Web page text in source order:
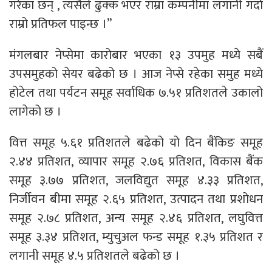
गरेका छन् , त्यसैले ढुक्क भएर राम्रा कम्पनीमा लगानी गर्दा
राम्रो प्रतिफल पाइन्छ ।”
मंगलबार नेप्सेमा कारोबार भएका १३ उपमुह मध्ये सबैं
उपसमुहको सेयर बढेको छ । आज नेप्से रहेका समुह मध्ये
होटेल तथा पर्यटन समूह सर्वाधिक ७.५१ प्रतिशतले उकालो
लागेको छ ।
वित्त समूह ५.६१ प्रतिशतले बढेको यो दिन बैंकिङ समूह
२.४४ प्रतिशत, व्यापार समूह २.७६ प्रतिशत, विकास बैंक
समूह ३.७७ प्रतिशत, जलविद्युत समूह ४.३३ प्रतिशत,
निर्जीवन बीमा समूह २.६५ प्रतिशत, उत्पादन तथा प्रशोधन
समूह २.७८ प्रतिशत, अन्य समूह २.४६ प्रतिशत, लघुवित्त
समूह ३.३४ प्रतिशत, म्युचुअल फन्ड समूह १.३५ प्रतिशत र
लगानी समूह ४.५ प्रतिशतले बढेको छ ।